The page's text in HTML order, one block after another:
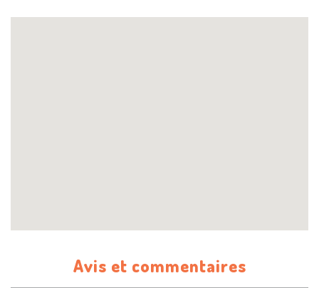
Avis et commentaires